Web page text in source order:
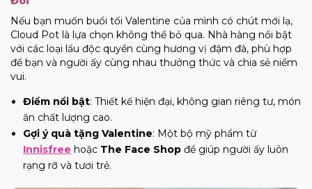
Nếu bạn muốn buổi tối Valentine của mình có chút mới lạ,
Cloud Pot là lựa chọn không thể bỏ qua. Nhà hàng nổi bật
với các loại lẩu độc quyền cùng hương vị đậm đà, phù hợp
để bạn và người ấy cùng nhau thưởng thức và chia sẻ niềm
vui.
Điểm nổi bật: Thiết kế hiện đại, không gian riêng tư, món
ăn chất lượng cao.
Gợi ý quà tặng Valentine: Một bộ mỹ phẩm từ
Innisfree hoặc The Face Shop để giúp người ấy luôn
rạng rỡ và tươi trẻ.